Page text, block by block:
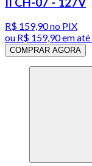
R$ 159,90no PIX
ou R$ 159,90em até
COMPRAR AGORA